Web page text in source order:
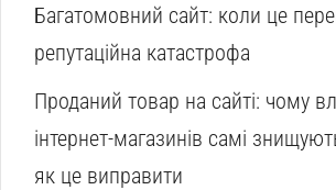
Багатомовний сайт: коли це
репутаційна катастрофа
Проданий товар на сайті: чому
інтернет-магазинів самі
як це виправити